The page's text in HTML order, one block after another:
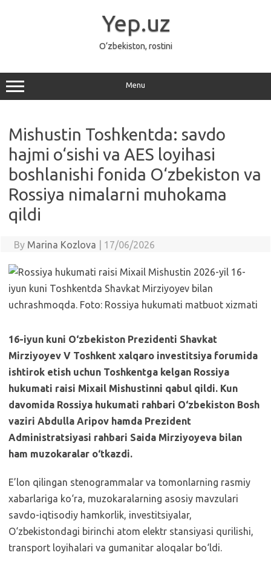
Yep.uz
O‘zbekiston, rostini
Menu
Mishustin Toshkentda: savdo
hajmi o‘sishi va AES loyihasi
boshlanishi fonida O‘zbekiston va
Rossiya nimalarni muhokama
qildi
By Marina Kozlova 17/06/2026
16-iyun kuni O‘zbekiston Prezidenti Shavkat
Mirziyoyev V Toshkent xalqaro investitsiya forumida
ishtirok etish uchun Toshkentga kelgan Rossiya
hukumati raisi Mixail Mishustinni qabul qildi. Kun
davomida Rossiya hukumati rahbari O‘zbekiston Bosh
vaziri Abdulla Aripov hamda Prezident
Administratsiyasi rahbari Saida Mirziyoyeva bilan
ham muzokaralar o‘tkazdi.
E’lon qilingan stenogrammalar va tomonlarning rasmiy
xabarlariga ko‘ra, muzokaralarning asosiy mavzulari
savdo-iqtisodiy hamkorlik, investitsiyalar,
O‘zbekistondagi birinchi atom elektr stansiyasi qurilishi,
transport loyihalari va gumanitar aloqalar bo‘ldi.